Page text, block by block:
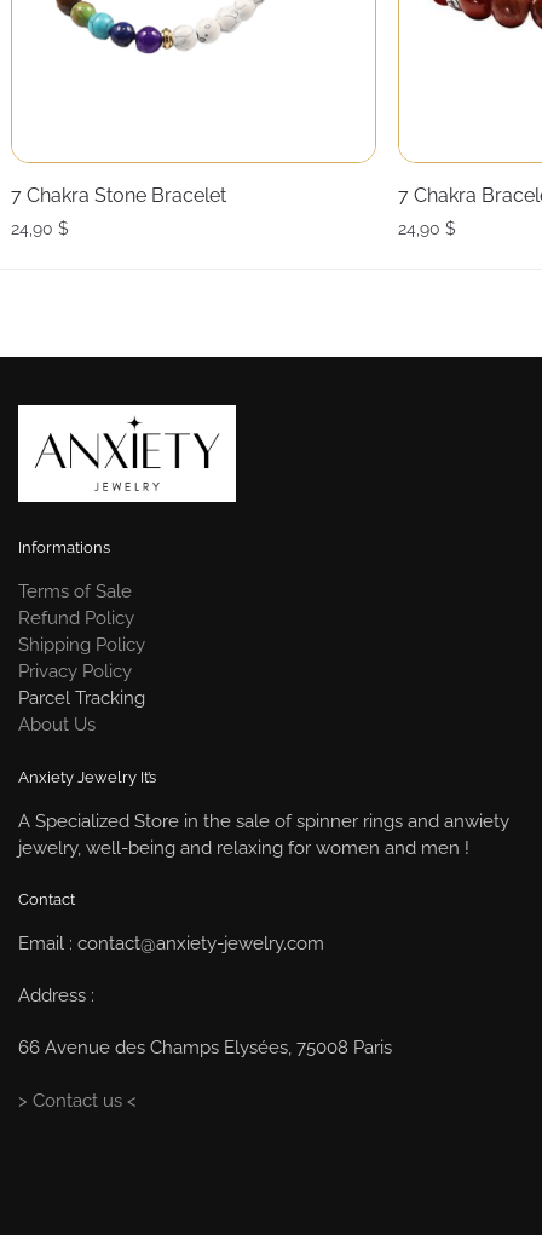
7 Chakra Stone Bracelet
24,90 $
7 Chakra
24,90 $
Informations
Terms of Sale
Refund Policy
Shipping Policy
Privacy Policy
Parcel Tracking
About Us
Anxiety Jewelry It’s
A Specialized Store in the sale of spinner rings and anwiety
jewelry, well-being and relaxing for women and men !
Contact
Email : contact@anxiety-jewelry.com
Address :
66 Avenue des Champs Elysées, 75008 Paris
> Contact us <